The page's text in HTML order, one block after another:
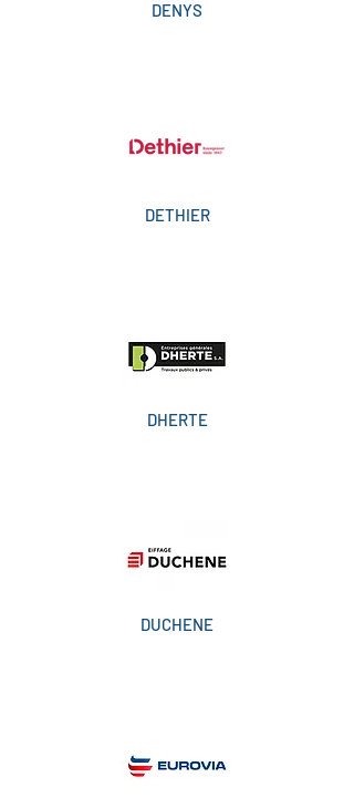
DENYS
DETHIER
DHERTE
DUCHENE